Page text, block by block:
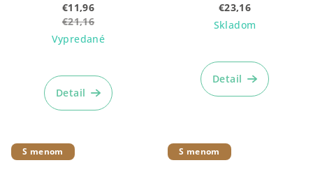
€11,96
€21,16
Vypredané
Detail
€23,16
Skladom
Detail
S menom S menom